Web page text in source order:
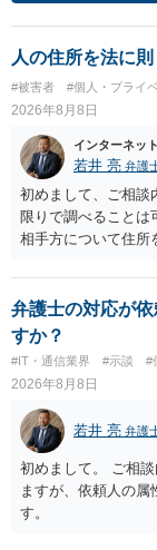
人の住所を法に
#被害者 #個人・プライ
2026年8月8日
インターネッ
若井 亮 弁護
初めまして、ご相談
限りで調べることは
相手方について住所
弁護士の対応が
すか？
#IT・通信業界 #示談 #
2026年8月8日
若井 亮 弁護
初めまして。 ご相
ますが、依頼人の
す。